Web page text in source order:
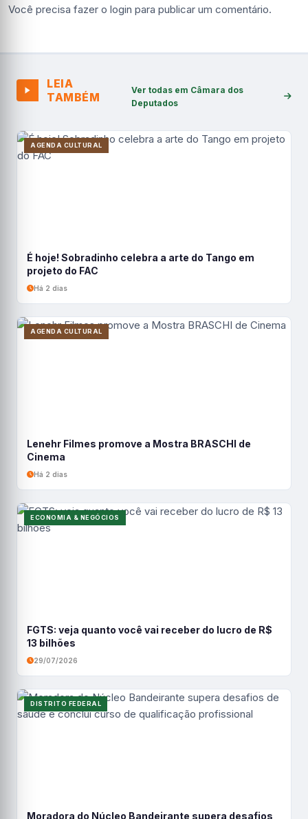
Você precisa fazer o login para publicar um comentário.
LEIA
TAMBÉM
Ver todas em Câmara dos
Deputados
AGENDA CULTURAL
É hoje! Sobradinho celebra a arte do Tango em
projeto do FAC
Há 2 dias
AGENDA CULTURAL
Lenehr Filmes promove a Mostra BRASCHI de
Cinema
Há 2 dias
ECONOMIA & NEGÓCIOS
FGTS: veja quanto você vai receber do lucro de R$
13 bilhões
29/07/2026
DISTRITO FEDERAL
Moradora do Núcleo Bandeirante supera desafios